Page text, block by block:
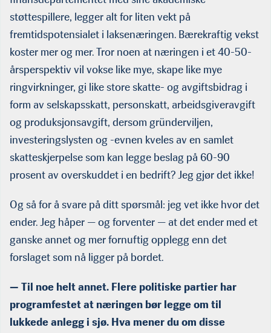
støttespillere, legger alt for liten vekt på
fremtidspotensialet i laksenæringen. Bærekraftig vekst
koster mer og mer. Tror noen at næringen i et 40-50-
årsperspektiv vil vokse like mye, skape like mye
ringvirkninger, gi like store skatte- og avgiftsbidrag i
form av selskapsskatt, personskatt, arbeidsgiveravgift
og produksjonsavgift, dersom gründerviljen,
investeringslysten og -evnen kveles av en samlet
skatteskjerpelse som kan legge beslag på 60-90
prosent av overskuddet i en bedrift? Jeg gjør det ikke!
Og så for å svare på ditt spørsmål: jeg vet ikke hvor det
ender. Jeg håper — og forventer — at det ender med et
ganske annet og mer fornuftig opplegg enn det
forslaget som nå ligger på bordet.
— Til noe helt annet. Flere politiske partier har
programfestet at næringen bør legge om til
lukkede anlegg i sjø. Hva mener du om disse